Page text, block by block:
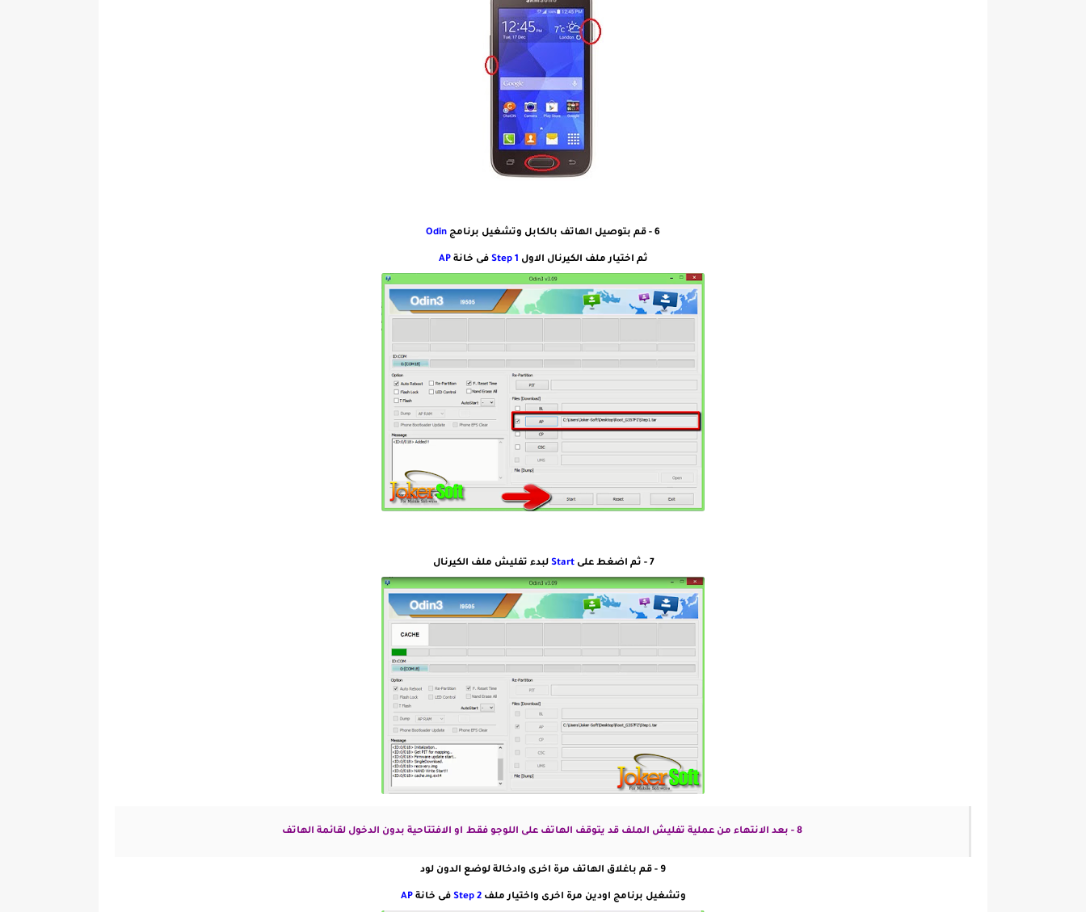
6 - قم بتوصيل الهاتف بالكابل وتشغيل برنامج Odin
ثم اختيار ملف الكيرنال الاول Step 1 فى خانةAP
7 - ثم اضغط على Start لبدء تفليش ملف الكيرنال
8 - بعد الانتهاء من عملية تفليش الملف قد يتوقف الهاتف على اللوجو فقط او الافتتاحية بدون الدخول لقائمة الهاتف
9 - قم باغلاق الهاتف مرة اخرى وادخالة لوضع الدون لود
وتشغيل برنامج اودين مرة اخرى واختيار ملفStep 2 فى خانةAP